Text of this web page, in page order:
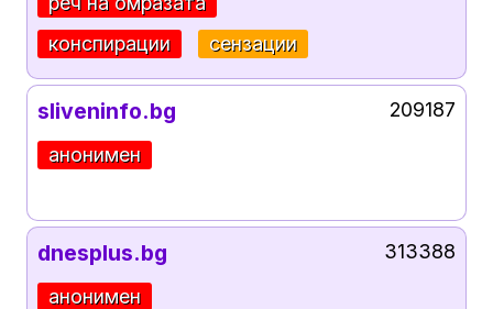
конспирации
сензации
sliveninfo.bg
анонимен
209187
dnesplus.bg
анонимен
313388